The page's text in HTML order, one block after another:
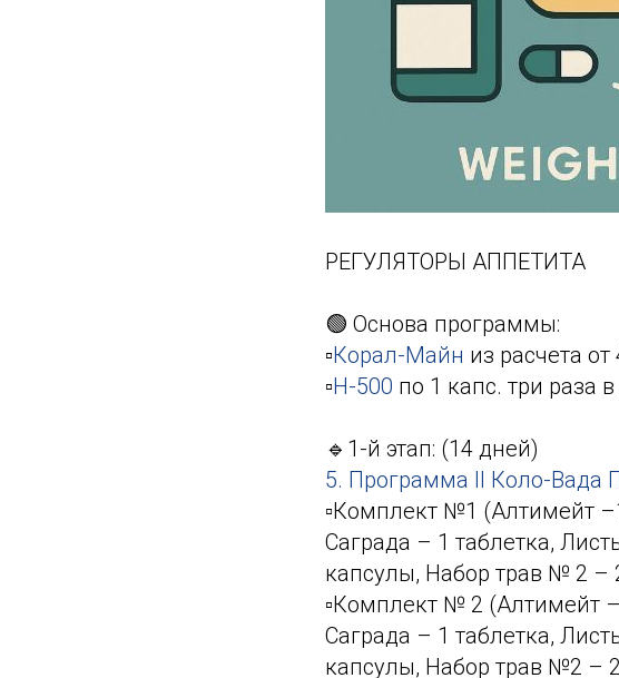
РЕГУЛЯТОРЫ АППЕТИТА
🟢 Основа программы:
▫️Корал-Майн из расчета
▫️Н-500 по 1 капс. три раза
🔹1-й этап: (14 дней)
5. Программа II Коло-Вада
▫️Комплект №1 (Алтимейт
Саграда – 1 таблетка,
капсулы, Набор трав № 2 –
▫️Комплект № 2 (Алтимейт
Саграда – 1 таблетка,
капсулы, Набор трав №2 –